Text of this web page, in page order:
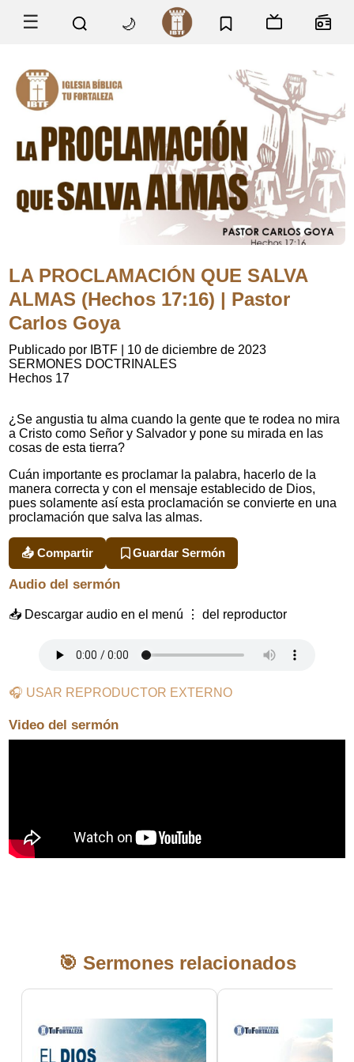
☰ 🌙
LA PROCLAMACIÓN QUE SALVA
ALMAS (Hechos 17:16) | Pastor
Carlos Goya
Publicado por IBTF
10 de diciembre de 2023
SERMONES DOCTRINALES
Hechos 17
¿Se angustia tu alma cuando la gente que te rodea no mira
a Cristo como Señor y Salvador y pone su mirada en las
cosas de esta tierra?
Cuán importante es proclamar la palabra, hacerlo de la
manera correcta y con el mensaje establecido de Dios,
pues solamente así esta proclamación se convierte en una
proclamación que salva las almas.
📤 Compartir Guardar Sermón
Audio del sermón
📥 Descargar audio en el menú ⋮ del reproductor
🎧 USAR REPRODUCTOR EXTERNO
Video del sermón
🎯 Sermones relacionados